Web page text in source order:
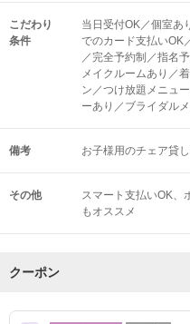
こだわり
条件
当日受付OK／個室あ
でのカード支払いOK
／完全予約制／指名
メイクルームあり／
ン／つけ放題メニュ
ーあり／ブライダル
備考 お子様用のチェア貸
その他 スマート支払いOK
もオススメ
クーポン